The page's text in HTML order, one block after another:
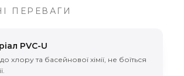
ПЕРЕВАГИ
PVC-U
хлору та басейнової хімії, не боїться